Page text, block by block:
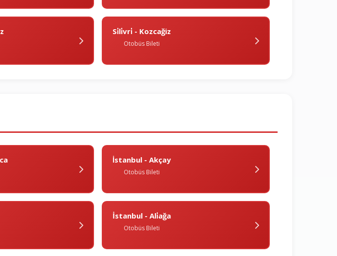
Si̇li̇vri̇ - Kozcağiz
Otobüs Bileti
İstanbul - Akçay
Otobüs Bileti
İstanbul - Ali̇ağa
Otobüs Bileti